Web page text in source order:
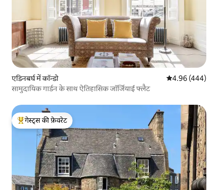
एडिनबर्घ में कॉन्डो औसत रेटिंग 5 में से
4.96 (444)
सामुदायिक गार्डन के साथ ऐतिहासिक जॉर्जियाई फ्लैट
गेस्ट्स का टॉप फ़ेवरेट
गेस्ट्स की फ़ेवरेट